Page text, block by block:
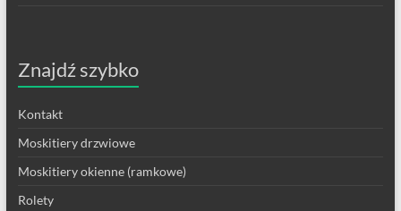
Znajdź szybko
Kontakt
Moskitiery drzwiowe
Moskitiery okienne (ramkowe)
Rolety